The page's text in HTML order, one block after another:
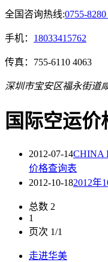
全国咨询热线:0755-
手机： 18033415762
传真：755-6110 4063
深圳市宝安区福永街道
国际空运价
2012-07-14CHINA
价格查询表
2012-10-182012年
总数 2
1
页次 1/1
走进华美